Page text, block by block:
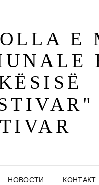
E
НОВОСТИ КОНТАКТ